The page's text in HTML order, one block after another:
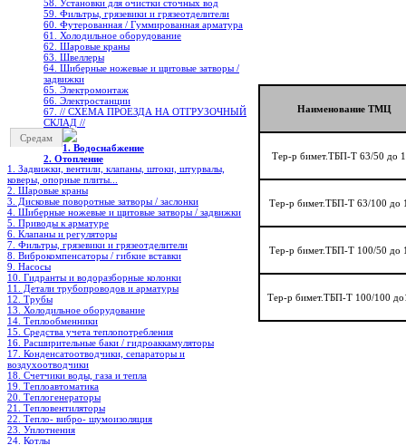
58. Установки для очистки сточных вод
59. Фильтры, грязевики и грязеотделители
60. Футерованная / Гуммированная арматура
61. Холодильное oборудование
62. Шаровые краны
63. Швеллеры
64. Шиберные ножевые и щитовые затворы /
задвижки
65. Электромонтаж
66. Электростанции
67. // СХЕМА ПРОЕЗДА НА ОТГРУЗОЧНЫЙ
СКЛАД //
Средам
1. Водоснабжение
2. Отопление
1. Задвижки, вентили, клапаны, штоки, штурвалы,
коверы, опорные плиты...
2. Шаровые краны
3. Дисковые поворотные затворы / заслонки
4. Шиберные ножевые и щитовые затворы / задвижки
5. Приводы к арматуре
6. Клапаны и регуляторы
7. Фильтры, грязевики и грязеотделители
8. Виброкомпенсаторы / гибкие вставки
9. Насосы
10. Гидранты и водоразборные колонки
11. Детали трубопроводов и арматуры
12. Трубы
13. Холодильное oборудование
14. Теплообменники
15. Средства учета теплопотребления
16. Расширительные баки / гидроаккамуляторы
17. Конденсатоотводчики, сепараторы и
воздухоотводчики
18. Счетчики воды, газа и тепла
19. Теплоавтоматика
20. Теплогенераторы
21. Тепловентиляторы
22. Тепло- вибро- шумоизоляция
23. Уплотнения
24. Котлы
Наименование ТМЦ
Тер-р бимет.ТБП-Т 63/50 до
Тер-р бимет.ТБП-Т 63/100 до
Тер-р бимет.ТБП-Т 100/50 до
Тер-р бимет.ТБП-Т 100/100